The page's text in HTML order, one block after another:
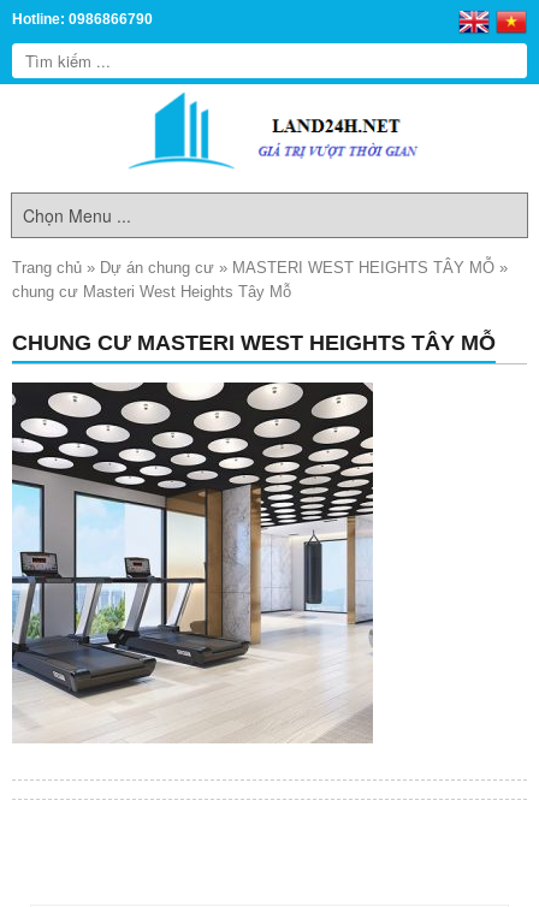
Hotline: 0986866790
Trang chủ » Dự án chung cư » MASTERI WEST HEIGHTS TÂY MỖ »
chung cư Masteri West Heights Tây Mỗ
CHUNG CƯ MASTERI WEST HEIGHTS TÂY MỖ